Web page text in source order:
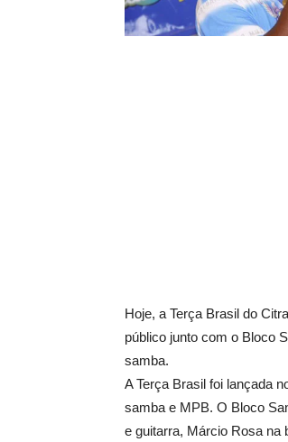
Hoje, a Terça Brasil do
público junto com o Bloco
samba.
A Terça Brasil foi lançada
samba e MPB. O Bloco
e guitarra, Márcio Rosa na